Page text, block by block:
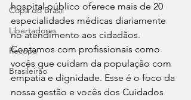
Copa do Brasil
Libertadores
Recopa
Brasileirão
hospital público oferece mais de 20
especialidades médicas diariamente
no atendimento aos cidadãos.
Contamos com profissionais como
vocês que cuidam da população com
empatia e dignidade. Esse é o foco da
nossa gestão e vocês dos Cuidados